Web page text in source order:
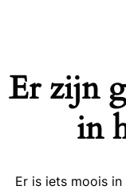
Er zijn
in
Er is iets moois